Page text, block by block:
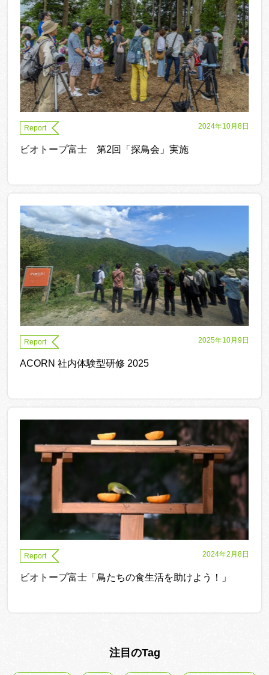
Report 2024年10月8日
ビオトープ富士 第2回「探鳥会」実施
Report 2025年10月9日
ACORN 社内体験型研修 2025
Report 2024年2月8日
ビオトープ富士「鳥たちの食生活を助けよう！」
注目のTag